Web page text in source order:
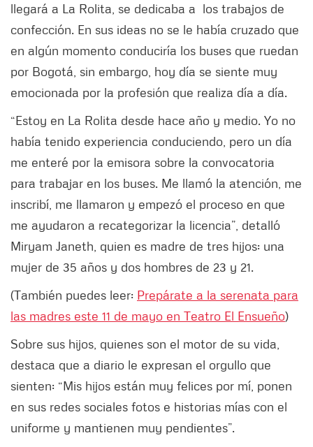
llegará a La Rolita, se dedicaba a los trabajos de
confección. En sus ideas no se le había cruzado que
en algún momento conduciría los buses que ruedan
por Bogotá, sin embargo, hoy día se siente muy
emocionada por la profesión que realiza día a día.
“Estoy en La Rolita desde hace año y medio. Yo no
había tenido experiencia conduciendo, pero un día
me enteré por la emisora sobre la convocatoria
para trabajar en los buses. Me llamó la atención, me
inscribí, me llamaron y empezó el proceso en que
me ayudaron a recategorizar la licencia”, detalló
Miryam Janeth, quien es madre de tres hijos: una
mujer de 35 años y dos hombres de 23 y 21.
(También puedes leer: Prepárate a la serenata para
las madres este 11 de mayo en Teatro El Ensueño)
Sobre sus hijos, quienes son el motor de su vida,
destaca que a diario le expresan el orgullo que
sienten: “Mis hijos están muy felices por mí, ponen
en sus redes sociales fotos e historias mías con el
uniforme y mantienen muy pendientes”.